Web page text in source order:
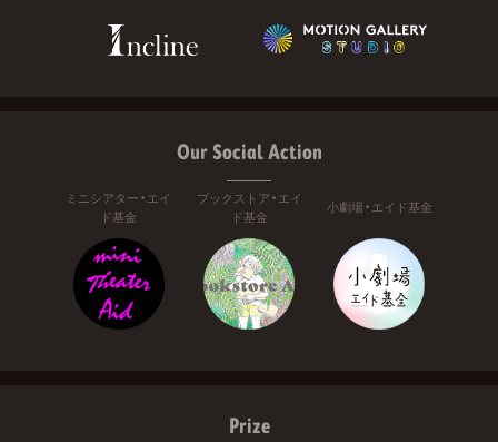
Our Social Action
ミニシアター・エイ
ド基金
ブックストア・エイ
ド基金
小劇場・エイド基金
Prize